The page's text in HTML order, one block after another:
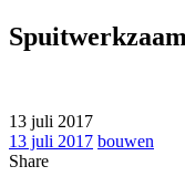
13 juli 2017
13 juli 2017 bouwen
Share